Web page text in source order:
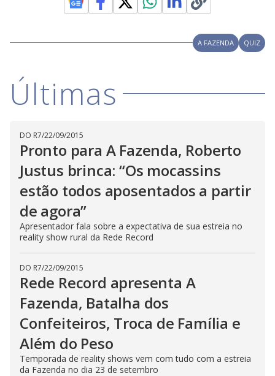
A FAZENDA QUIZ
Últimas
DO R7/22/09/2015
Pronto para A Fazenda, Roberto
Justus brinca: “Os mocassins
estão todos aposentados a partir
de agora”
Apresentador fala sobre a expectativa de sua estreia no
reality show rural da Rede Record
DO R7/22/09/2015
Rede Record apresenta A
Fazenda, Batalha dos
Confeiteiros, Troca de Família e
Além do Peso
Temporada de reality shows vem com tudo com a estreia
da Fazenda no dia 23 de setembro